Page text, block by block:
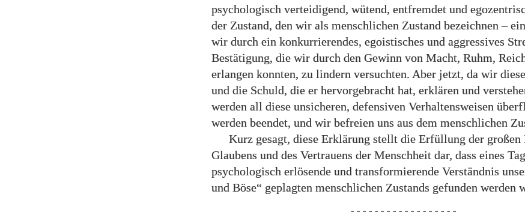
psychologisch verteidigend, wütend, entfremdet und
der Zustand, den wir als menschlichen Zustand bezeichnen –
wir durch ein konkurrierendes, egoistisches und aggressives
Bestätigung, die wir durch den Gewinn von Macht, Ruhm,
erlangen konnten, zu lindern versuchten. Aber jetzt, da wir
und die Schuld, die er hervorgebracht hat, erklären und
werden all diese unsicheren, defensiven Verhaltensweisen
werden beendet, und wir befreien uns aus dem menschlichen
Kurz gesagt, diese Erklärung stellt die Erfüllung der großen
Glaubens und des Vertrauens der Menschheit dar, dass eines
psychologisch erlösende und transformierende Verständnis
und Böse“ geplagten menschlichen Zustands gefunden werden
- - - - - - - - - - - - - - - - - -